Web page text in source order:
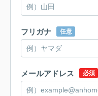
フリガナ 任意
メールアドレス 必須